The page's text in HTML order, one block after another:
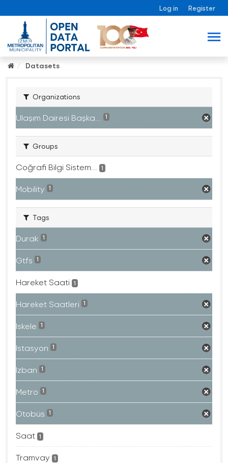
Log in Register
Datasets
Organizations
Ulaşım Dairesi Başka... 1
Groups
Coğrafi Bilgi Sistem... 1
Mobility 1
Tags
Durak 1
Gtfs 1
Hareket Saati 1
Hareket Saatleri 1
Iskele 1
Istasyon 1
Izban 1
Metro 1
Otobüs 1
Saat 1
Tramvay 1